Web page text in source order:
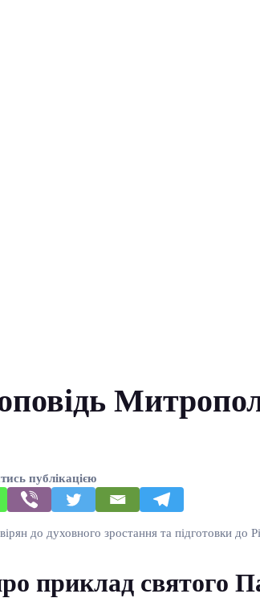
публікацією
до духовного зростання та підготовки до
приклад святого